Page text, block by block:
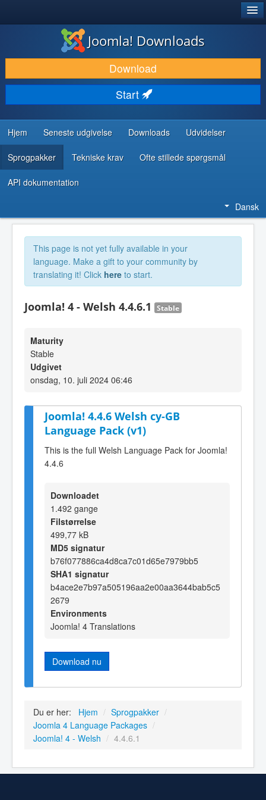
DOWNLOAD & UDVID
OPDAG & LÆR
FÆLLESSKABET & SUPPORT
UDVIKLERRESSOURCER
Joomla! Downloads
Download
Start
Hjem Seneste udgivelse Downloads Udvidelser
Sprogpakker Tekniske krav Ofte stillede spørgsmål
API dokumentation
Dansk
This page is not yet fully available in your
language. Make a gift to your community by
translating it! Click here to start.
Joomla! 4 - Welsh 4.4.6.1 Stable
Maturity
Stable
Udgivet
onsdag, 10. juli 2024 06:46
Joomla! 4.4.6 Welsh cy-GB
Language Pack (v1)
This is the full Welsh Language Pack for Joomla!
4.4.6
Downloadet
1.492 gange
Filstørrelse
499,77 kB
MD5 signatur
b76f077886ca4d8ca7c01d65e7979bb5
SHA1 signatur
b4ace2e7b97a505196aa2e00aa3644bab5c5
2679
Environments
Joomla! 4 Translations
Download nu
Du er her: Hjem / Sprogpakker /
Joomla 4 Language Packages /
Joomla! 4 - Welsh / 4.4.6.1